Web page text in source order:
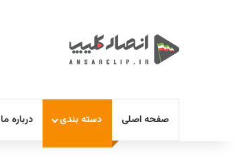
صفحه اصلی دسته بندی درباره ما